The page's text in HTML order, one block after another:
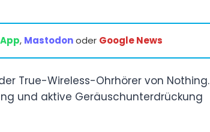
, Mastodonoder Google News
True-Wireless-Ohrhörer von Nothing.
und aktive Geräuschunterdrückung